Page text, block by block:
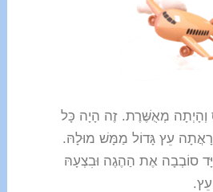
וְהָיְתָה מְאֻשֶּׁרֶת. זֶה הָיָה כָּל
עֵץ גָּדוֹל מַמָּשׁ מוּלָהּ.
סוֹבְבָה אֶת הַהֶגֶה וּבִצְעָהּ